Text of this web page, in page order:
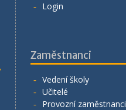
Login
Zaměstnanci
Vedení školy
Učitelé
Provozní zaměstnanci